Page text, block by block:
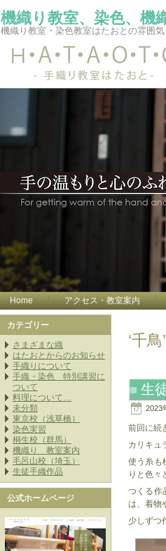
機織り教室、染色、機
機織り教室・染色教室はたおとの雰囲
Home アクセス・教室案内
カテゴリー
さまざまな織
はたおとからのお知らせ
手織りについて
手織・染色 特別講習に
ついて
料理について…
未分類
東京校（浅草橋）
染色実習
桐生校（群馬）
機織り 教室案内
毛呂山校（埼玉）
生徒手織作品
公式ホームページ
‘千
生
2023
前回に続
カリキュ
使う糸も
りと色々
つくる作
は、着物
少しずつ